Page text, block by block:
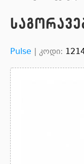
Pulse | კოდი: